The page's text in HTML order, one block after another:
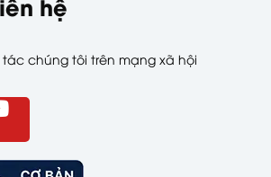
chúng tôi trên mạng xã hội